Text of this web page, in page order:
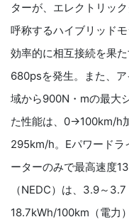
ターが、エレクトリッ
呼称するハイブリッド
効率的に相互接続を果
680psを発生。また、
域から900N・mの最大
た性能は、0→100km/h
295km/h。Eパワードラ
ーターのみで最高速度
（NEDC）は、3.9～
18.7kWh/100km（電力